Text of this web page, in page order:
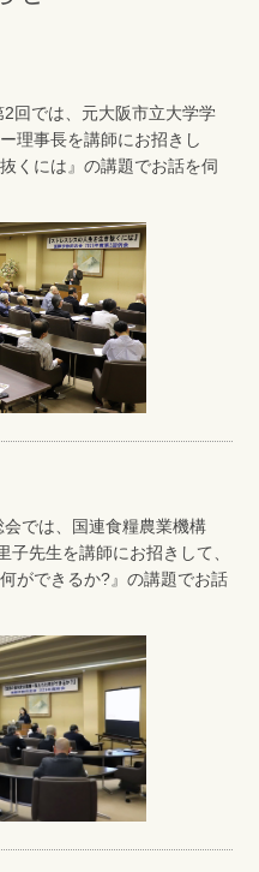
回では、元大阪市立大学学
理事長を講師にお招きし
くには』の講題でお話を伺
では、国連食糧農業機構
先生を講師にお招きして、
ができるか?』の講題でお話